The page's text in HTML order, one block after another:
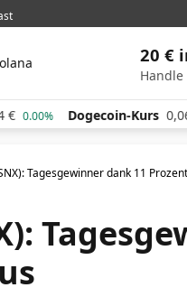
20 €
Kurs 0,060567 €
Tagesgewinner dank 11